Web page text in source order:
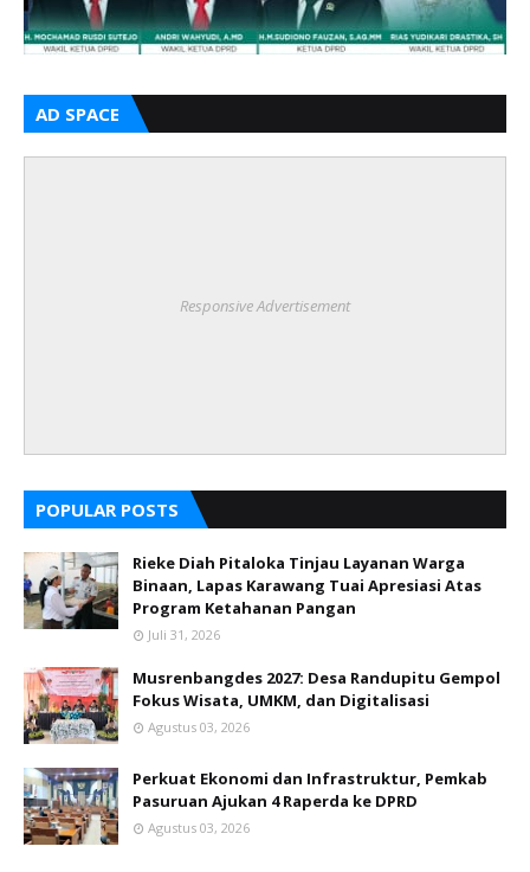
AD SPACE
Responsive Advertisement
POPULAR POSTS
Rieke Diah Pitaloka Tinjau Layanan Warga
Binaan, Lapas Karawang Tuai Apresiasi Atas
Program Ketahanan Pangan
Juli 31, 2026
Musrenbangdes 2027: Desa Randupitu Gempol
Fokus Wisata, UMKM, dan Digitalisasi
Agustus 03, 2026
Perkuat Ekonomi dan Infrastruktur, Pemkab
Pasuruan Ajukan 4 Raperda ke DPRD
Agustus 03, 2026